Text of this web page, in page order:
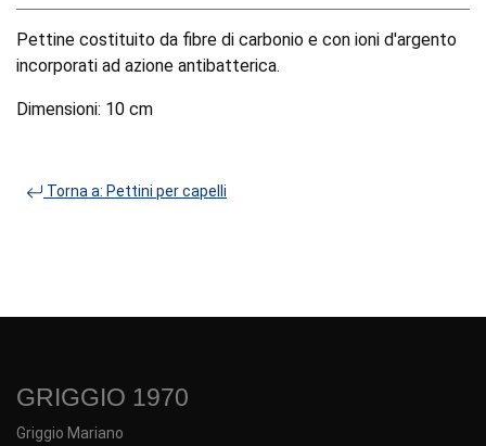
Pettine costituito da fibre di carbonio e con ioni d'argento
incorporati ad azione antibatterica.
Dimensioni: 10 cm
Torna a: Pettini per capelli
GRIGGIO 1970
Griggio Mariano